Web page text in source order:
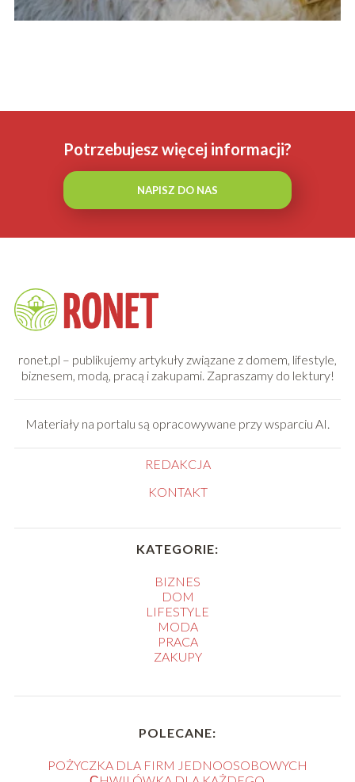
Potrzebujesz więcej informacji?
NAPISZ DO NAS
ronet.pl – publikujemy artykuły związane z domem, lifestyle,
biznesem, modą, pracą i zakupami. Zapraszamy do lektury!
Materiały na portalu są opracowywane przy wsparciu AI.
REDAKCJA
KONTAKT
KATEGORIE:
BIZNES
DOM
LIFESTYLE
MODA
PRACA
ZAKUPY
POLECANE:
POŻYCZKA DLA FIRM JEDNOOSOBOWYCH